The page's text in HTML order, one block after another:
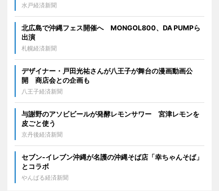
水戸経済新聞
北広島で沖縄フェス開催へ MONGOL800、DA PUMPら
出演
札幌経済新聞
デザイナー・戸田光祐さんが八王子が舞台の漫画動画公
開 商店会との企画も
八王子経済新聞
与謝野のアソビビールが発酵レモンサワー 宮津レモンを
皮ごと使う
京丹後経済新聞
セブン‐イレブン沖縄が名護の沖縄そば店「幸ちゃんそば」
とコラボ
やんばる経済新聞